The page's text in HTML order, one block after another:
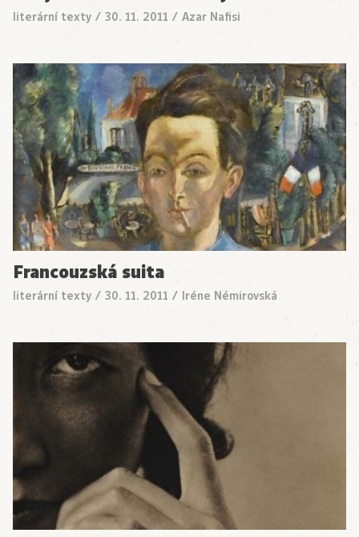
literární texty / 30. 11. 2011 / Azar Nafisi
Francouzská suita
literární texty / 30. 11. 2011 / Iréne Némirovská